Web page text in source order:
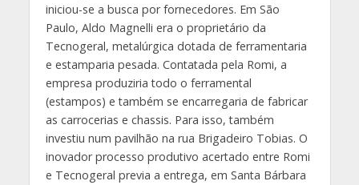
iniciou-se a busca por fornecedores. Em São
Paulo, Aldo Magnelli era o proprietário da
Tecnogeral, metalúrgica dotada de ferramentaria
e estamparia pesada. Contatada pela Romi, a
empresa produziria todo o ferramental
(estampos) e também se encarregaria de fabricar
as carrocerias e chassis. Para isso, também
investiu num pavilhão na rua Brigadeiro Tobias. O
inovador processo produtivo acertado entre Romi
e Tecnogeral previa a entrega, em Santa Bárbara